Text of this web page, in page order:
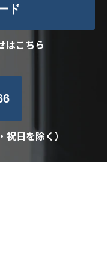
ド
はこちら
日を除く）